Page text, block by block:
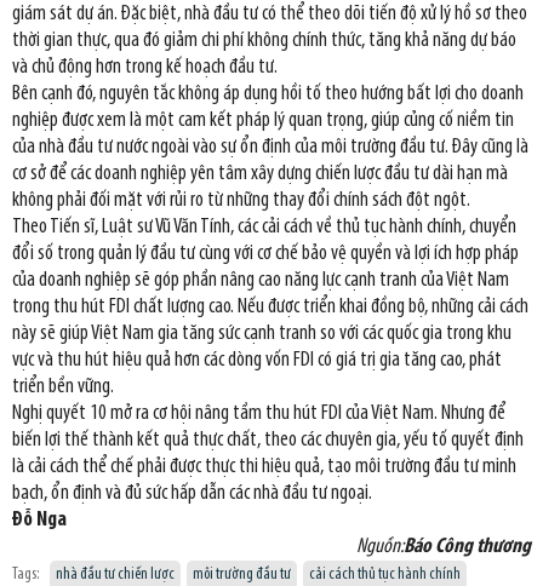
giám sát dự án. Đặc biệt, nhà đầu tư có thể theo dõi tiến độ xử lý hồ sơ theo
thời gian thực, qua đó giảm chi phí không chính thức, tăng khả năng dự báo
và chủ động hơn trong kế hoạch đầu tư.
Bên cạnh đó, nguyên tắc không áp dụng hồi tố theo hướng bất lợi cho doanh
nghiệp được xem là một cam kết pháp lý quan trọng, giúp củng cố niềm tin
của nhà đầu tư nước ngoài vào sự ổn định của môi trường đầu tư. Đây cũng là
cơ sở để các doanh nghiệp yên tâm xây dựng chiến lược đầu tư dài hạn mà
không phải đối mặt với rủi ro từ những thay đổi chính sách đột ngột.
Theo Tiến sĩ, Luật sư Vũ Văn Tính, các cải cách về thủ tục hành chính, chuyển
đổi số trong quản lý đầu tư cùng với cơ chế bảo vệ quyền và lợi ích hợp pháp
của doanh nghiệp sẽ góp phần nâng cao năng lực cạnh tranh của Việt Nam
trong thu hút FDI chất lượng cao. Nếu được triển khai đồng bộ, những cải cách
này sẽ giúp Việt Nam gia tăng sức cạnh tranh so với các quốc gia trong khu
vực và thu hút hiệu quả hơn các dòng vốn FDI có giá trị gia tăng cao, phát
triển bền vững.
Nghị quyết 10 mở ra cơ hội nâng tầm thu hút FDI của Việt Nam. Nhưng để
biến lợi thế thành kết quả thực chất, theo các chuyên gia, yếu tố quyết định
là cải cách thể chế phải được thực thi hiệu quả, tạo môi trường đầu tư minh
bạch, ổn định và đủ sức hấp dẫn các nhà đầu tư ngoại.
Đỗ Nga
Nguồn:Báo Công thương
Tags: nhà đầu tư chiến lược môi trường đầu tư
cải cách thủ tục hành chính